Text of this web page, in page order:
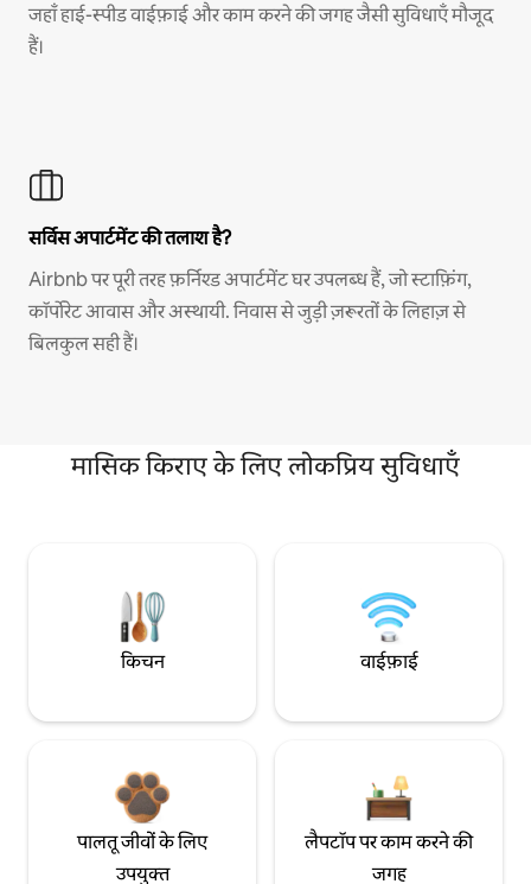
जहाँ हाई-स्पीड वाईफ़ाई और काम करने की जगह जैसी सुविधाएँ मौजूद
हैं।
सर्विस अपार्टमेंट की तलाश है?
Airbnb पर पूरी तरह फ़र्निश्ड अपार्टमेंट घर उपलब्ध हैं, जो स्टाफ़िंग,
कॉर्पोरेट आवास और अस्थायी. निवास से जुड़ी ज़रूरतों के लिहाज़ से
बिलकुल सही हैं।
मासिक किराए के लिए लोकप्रिय सुविधाएँ
किचन वाईफ़ाई
पालतू जीवों के लिए
उपयुक्त
लैपटॉप पर काम करने की
जगह